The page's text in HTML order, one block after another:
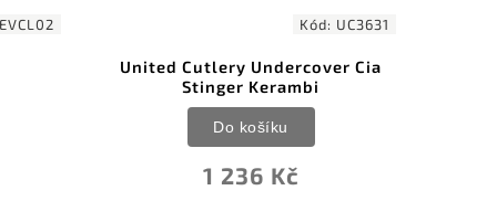
UC3631
Cia
Kód:MT2063BK
MTech Karambit MT-2063 Black
572 Kč
Do košíku